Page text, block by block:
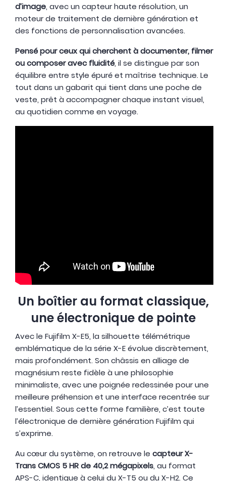
d’image, avec un capteur haute résolution, un
moteur de traitement de dernière génération et
des fonctions de personnalisation avancées.
Pensé pour ceux qui cherchent à documenter, filmer
ou composer avec fluidité, il se distingue par son
équilibre entre style épuré et maîtrise technique. Le
tout dans un gabarit qui tient dans une poche de
veste, prêt à accompagner chaque instant visuel,
au quotidien comme en voyage.
Un boîtier au format classique,
une électronique de pointe
Avec le Fujifilm X-E5, la silhouette télémétrique
emblématique de la série X-E évolue discrètement,
mais profondément. Son châssis en alliage de
magnésium reste fidèle à une philosophie
minimaliste, avec une poignée redessinée pour une
meilleure préhension et une interface recentrée sur
l’essentiel. Sous cette forme familière, c’est toute
l’électronique de dernière génération Fujifilm qui
s’exprime.
Au cœur du système, on retrouve le capteur X-
Trans CMOS 5 HR de 40,2 mégapixels, au format
APS-C, identique à celui du X-T5 ou du X-H2. Ce